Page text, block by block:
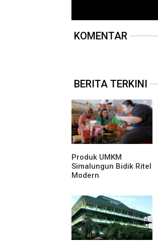
KOMENTAR
BERITA TERKINI
Produk UMKM
Simalungun Bidik Ritel
Modern